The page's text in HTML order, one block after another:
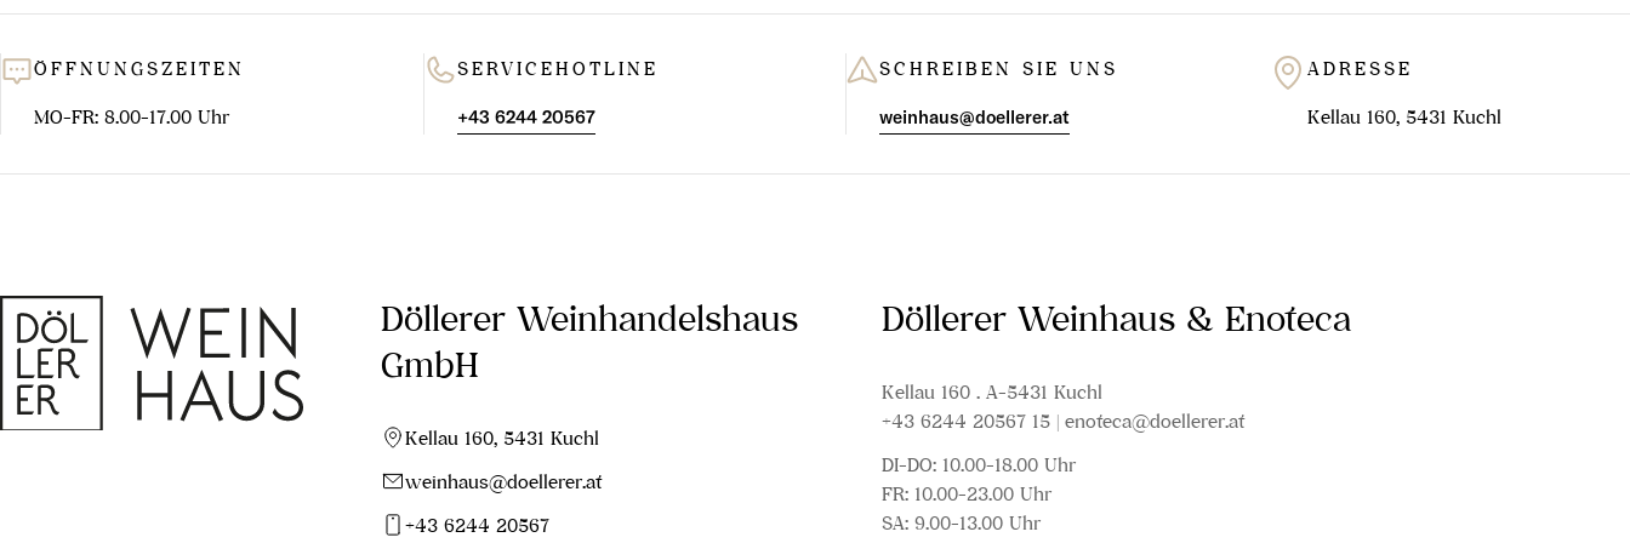
ÖFFNUNGSZEITEN
MO-FR: 8.00-17.00 Uhr
SERVICEHOTLINE
+43 6244 20567
SCHREIBEN SIE UNS
weinhaus@doellerer.at
ADRESSE
Kellau 160, 5431 Kuchl
Döllerer Weinhandelshaus
GmbH
Kellau 160, 5431 Kuchl
weinhaus@doellerer.at
+43 6244 20567
Döllerer Weinhaus & Enoteca
Kellau 160 . A-5431 Kuchl
+43 6244 20567 15 | enoteca@doellerer.at
DI-DO: 10.00-18.00 Uhr
FR: 10.00-23.00 Uhr
SA: 9.00-13.00 Uhr